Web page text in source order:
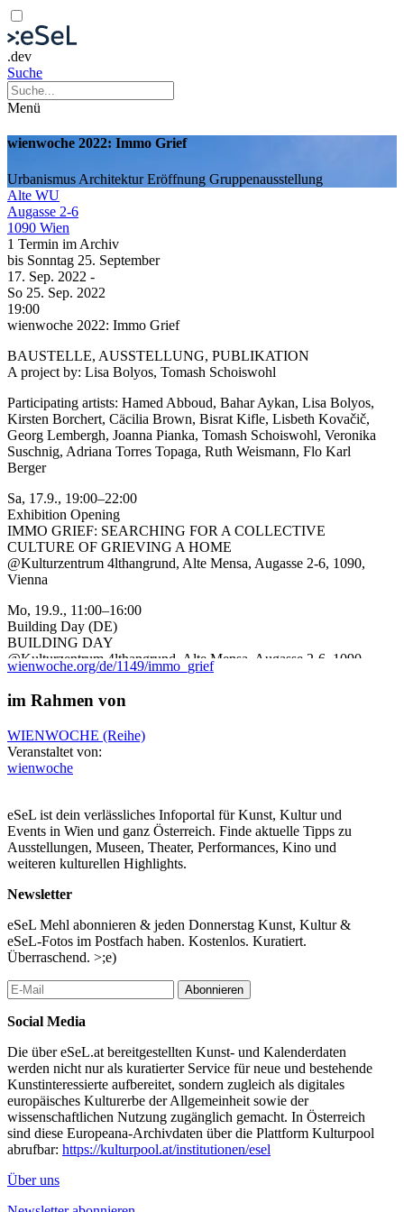
.dev
Suche
Menü
wienwoche 2022: Immo Grief
Urbanismus ArchitekturEröffnung Gruppenausstellung
Alte WU
Augasse 2-6
1090 Wien
1 Termin im Archiv
bis Sonntag 25. September
17. Sep. 2022 -
So 25. Sep. 2022
19:00
wienwoche 2022: Immo Grief
BAUSTELLE, AUSSTELLUNG, PUBLIKATION
A project by: Lisa Bolyos, Tomash Schoiswohl
Participating artists: Hamed Abboud, Bahar Aykan, Lisa Bolyos,
Kirsten Borchert, Cäcilia Brown, Bisrat Kifle, Lisbeth Kovačič,
Georg Lembergh, Joanna Pianka, Tomash Schoiswohl, Veronika
Suschnig, Adriana Torres Topaga, Ruth Weismann, Flo Karl
Berger
Sa, 17.9., 19:00–22:00
Exhibition Opening
IMMO GRIEF: SEARCHING FOR A COLLECTIVE
CULTURE OF GRIEVING A HOME
@Kulturzentrum 4lthangrund, Alte Mensa, Augasse 2-6, 1090,
Vienna
Mo, 19.9., 11:00–16:00
Building Day (DE)
BUILDING DAY
@Kulturzentrum 4lthangrund, Alte Mensa, Augasse 2-6, 1090,
Vienna
Mi, 21.9., 18:00–21:00
FUNERAL MARCH
@Kulturzentrum 4lthangrund, Alte Mensa, Augasse 2-6, 1090,
Vienna
Screening (DE)
THE SUNKEN VILLAGE” DOCUMENTARY,
DIRECTOR GEORG LEMBERGH, ITALY, 2018, 95 MIN
@Kulturzentrum 4lthangrund, Alte Mensa, Augasse 2-6,
Fr, 23.9., 16:00–19:00
CONSTRUCTION SITE FOR KIDS
@Kulturzentrum 4lthangrund, Alte Mensa, Augasse 2-6, 1090,
FUNERAL DINNER
Registration atinfo@immogrief.netuntil 15.09.2022
Max. participants: Limited
@Kulturzentrum 4lthangrund, Alte Mensa, Augasse 2-6, 1090,
Vienna
Sa, 24.9., 20:00–00:00
@Kulturzentrum 4lthangrund, Alte Mensa, Augasse 2-6, 1090,
wienwoche.org/de/1149/immo_grief
im Rahmen von
WIENWOCHE (Reihe)
Veranstaltet von:
wienwoche
eSeL ist dein verlässliches Infoportal für Kunst, Kultur und
Events in Wien und ganz Österreich. Finde aktuelle Tipps zu
Ausstellungen, Museen, Theater, Performances, Kino und
weiteren kulturellen Highlights.
Newsletter
eSeL Mehl abonnieren & jeden Donnerstag Kunst, Kultur &
eSeL-Fotos im Postfach haben. Kostenlos. Kuratiert.
Überraschend. >;e)
Abonnieren
Social Media
Die über eSeL.at bereitgestellten Kunst- und Kalenderdaten
werden nicht nur als kuratierter Service für neue und bestehende
Kunstinteressierte aufbereitet, sondern zugleich als digitales
europäisches Kulturerbe der Allgemeinheit sowie der
wissenschaftlichen Nutzung zugänglich gemacht. In Österreich
sind diese Europeana-Archivdaten über die Plattform Kulturpool
abrufbar: https://kulturpool.at/institutionen/esel
Über uns